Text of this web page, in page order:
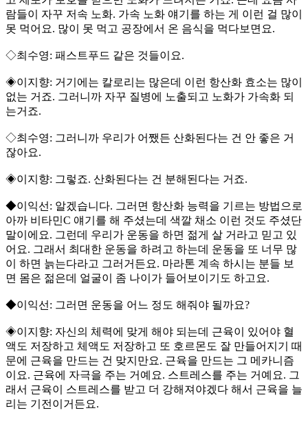
람들이 자꾸 저속 노화. 가속 노화 얘기를 하는 게 이런 걸 많이
못 먹어요. 많이 못 먹고 공장에서 온 음식을 먹다보면요.
◇최수영: 패스트푸드 같은 것들이요.
◈이지향: 거기에는 칼로리는 많은데 이런 항산화 효소는 많이
없는 거죠. 그러니까 자꾸 질병에 노출되고 노화가 가속화 되
는거죠.
◇최수영: 그러니까 우리가 어쨌든 산화된다는 건 안 좋은 거
잖아요.
◈이지향: 그렇죠. 산화된다는 건 분해된다는 거죠.
◆이익선: 알겠습니다. 그러면 항산화 능력을 기르는 방법으로
아까 비타민C 얘기를 해 주셨는데 색깔 채소 이런 것도 주셨단
말이에요. 그런데 우리가 운동을 하면 젊게 살 거라고 믿고 있
어요. 그래서 최대한 운동을 하려고 하는데 운동을 또 너무 많
이 하면 늙는다라고 그러거든요. 마라톤 계속 하시는 분들 보
면 몸은 젊은데 얼굴이 좀 나이가 들어보이기도 하고요.
◆이익선: 그러면 운동을 어느 정도 해줘야 될까요?
◈이지향: 자신의 체력에 맞게 해야 되는데 근육이 있어야 혈
액도 저장하고 체액도 저장하고 또 호르몬도 잘 만들어지기 때
문에 근육을 만드는 건 맞지만요. 근육을 만드는 그 메카니즘
이요. 근육에 자극을 주는 거예요. 스트레스를 주는 거예요. 그
래서 근육이 스트레스를 받고 더 강해져야겠다 해서 근육을 늘
리는 기전이거든요.